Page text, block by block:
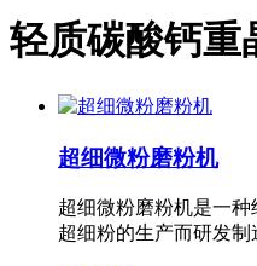
轻质碳酸钙重
超细微粉磨粉机
超细微粉磨粉机是一
超细粉的生产而研发